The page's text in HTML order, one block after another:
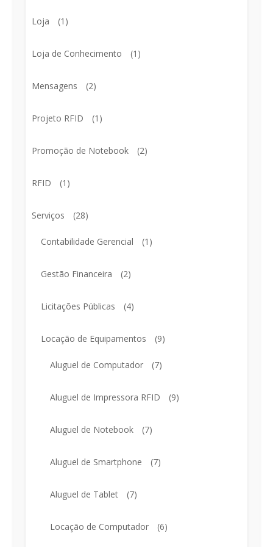
Loja (1)
Loja de Conhecimento (1)
Mensagens (2)
Projeto RFID (1)
Promoção de Notebook (2)
RFID (1)
Serviços (28)
Contabilidade Gerencial (1)
Gestão Financeira (2)
Licitações Públicas (4)
Locação de Equipamentos (9)
Aluguel de Computador (7)
Aluguel de Impressora RFID (9)
Aluguel de Notebook (7)
Aluguel de Smartphone (7)
Aluguel de Tablet (7)
Locação de Computador (6)